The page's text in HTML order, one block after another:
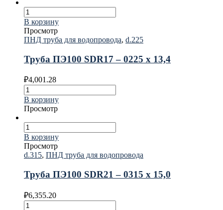
В корзину
Просмотр
ПНД труба для водопровода, d.225
Труба ПЭ100 SDR17 – 0225 х 13,4
₽4,001.28
В корзину
Просмотр
В корзину
Просмотр
d.315, ПНД труба для водопровода
Труба ПЭ100 SDR21 – 0315 х 15,0
₽6,355.20